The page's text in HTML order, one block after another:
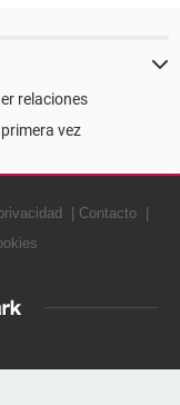
relaciones
vez
Contacto